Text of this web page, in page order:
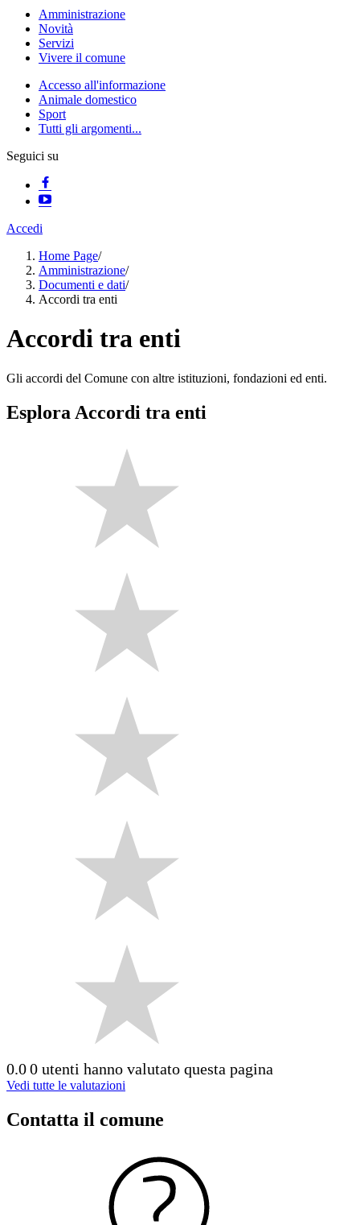
Amministrazione
Novità
Servizi
Vivere il comune
Accesso all'informazione
Animale domestico
Sport
Tutti gli argomenti...
Seguici su
Accedi
Home Page/
Amministrazione/
Documenti e dati/
Accordi tra enti
Accordi tra enti
Gli accordi del Comune con altre istituzioni, fondazioni ed enti.
Esplora Accordi tra enti
0.00 utenti hanno valutato questa pagina
Vedi tutte le valutazioni
Contatta il comune